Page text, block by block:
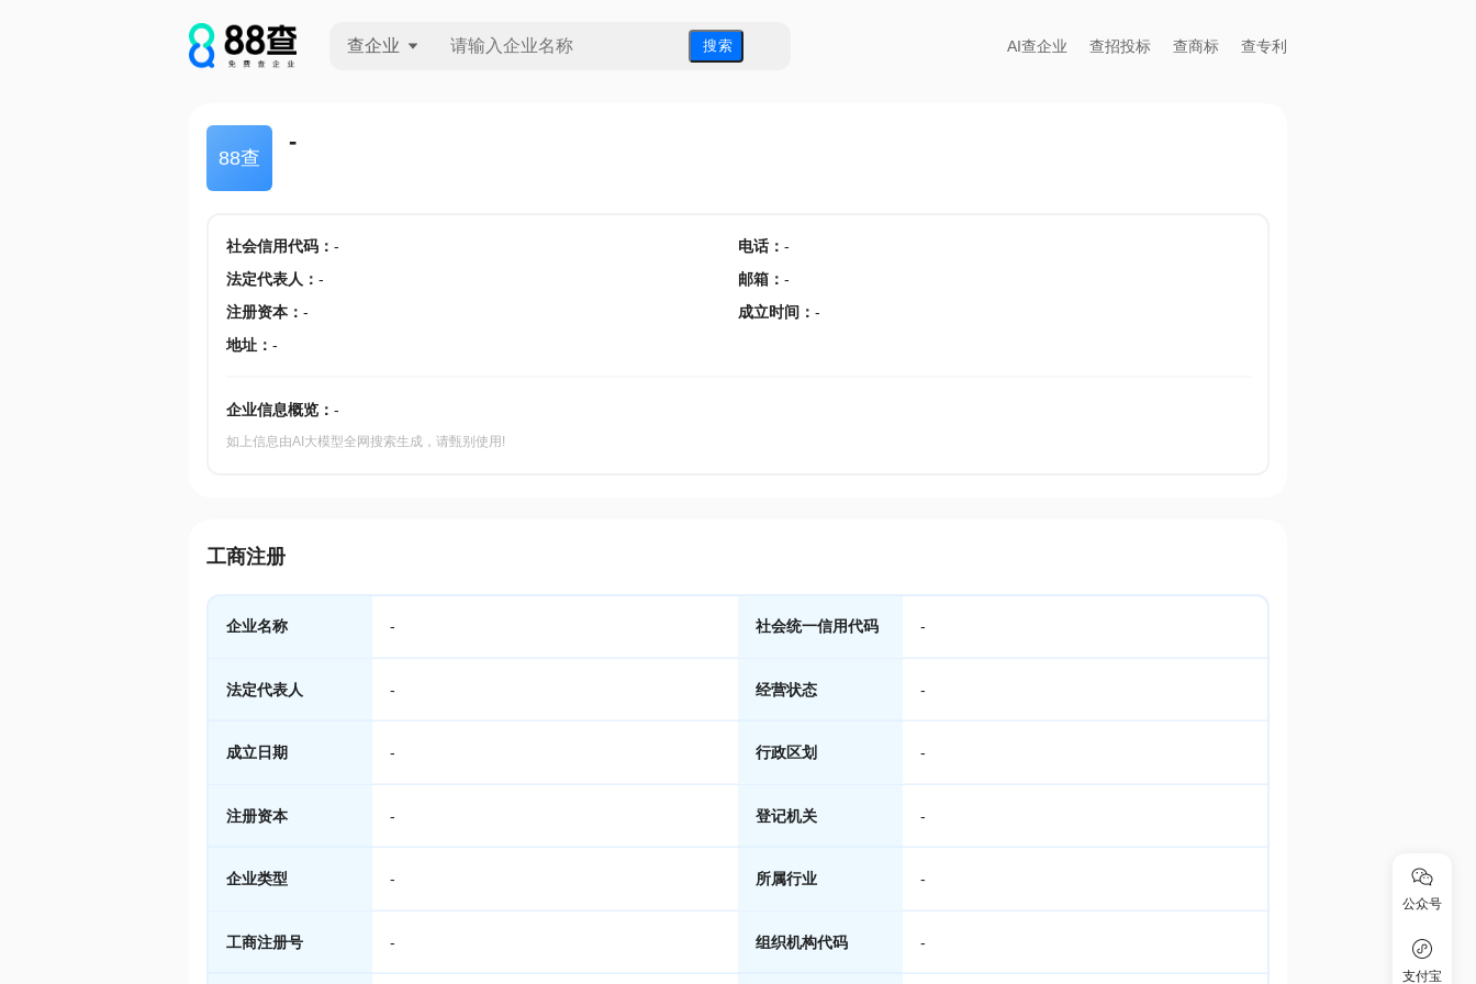
查企业 搜 索 AI查企业 查招投标 查商标 查专利
88查
-
社会信用代码： - 电话： -
法定代表人 ： - 邮箱 ： -
注册资本： - 成立时间 ： -
地址： -
企业信息概览： -
如上信息由AI大模型全网搜索生成，请甄别使用!
工商注册
企业名称 - 社会统一信用代码 -
法定代表人 - 经营状态 -
成立日期 - 行政区划 -
注册资本 - 登记机关 -
企业类型 - 所属行业 -
工商注册号 - 组织机构代码 -
公众号
支付宝